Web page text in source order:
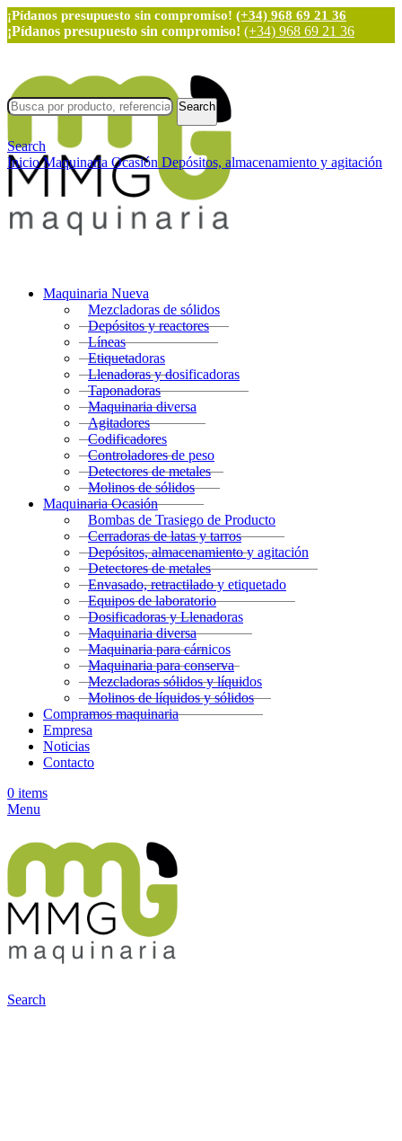
¡Pídanos presupuesto sin compromiso! (+34) 968 69 21 36
¡Pídanos presupuesto sin compromiso! (+34) 968 69 21 36
Maquinaria Nueva
Mezcladoras de sólidos
Depósitos y reactores
Líneas
Etiquetadoras
Llenadoras y dosificadoras
Taponadoras
Maquinaria diversa
Agitadores
Codificadores
Controladores de peso
Detectores de metales
Molinos de sólidos
Maquinaria Ocasión
Bombas de Trasiego de Producto
Cerradoras de latas y tarros
Depósitos, almacenamiento y agitación
Detectores de metales
Envasado, retractilado y etiquetado
Equipos de laboratorio
Dosificadoras y Llenadoras
Maquinaria diversa
Maquinaria para cárnicos
Maquinaria para conserva
Mezcladoras sólidos y líquidos
Molinos de líquidos y sólidos
Compramos maquinaria
Empresa
Noticias
Contacto
0 items
Menu
Search
Search
Search
InicioMaquinaria Ocasión Depósitos, almacenamiento y agitación